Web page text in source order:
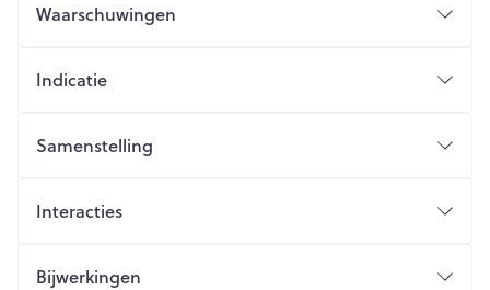
Waarschuwingen
Indicatie
Samenstelling
Interacties
Bijwerkingen